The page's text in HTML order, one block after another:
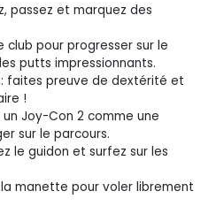
passez et marquez des
club pour progresser sur le
putts impressionnants.
: faites preuve de dextérité et
!
un Joy-Con 2 comme une
sur le parcours.
le guidon et surfez sur les
la manette pour voler librement